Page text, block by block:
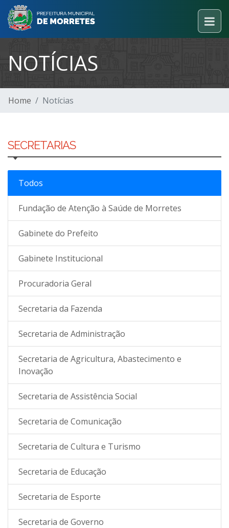
NOTÍCIAS
Home Notícias
SECRETARIAS
Todos
Fundação de Atenção à Saúde de Morretes
Gabinete do Prefeito
Gabinete Institucional
Procuradoria Geral
Secretaria da Fazenda
Secretaria de Administração
Secretaria de Agricultura, Abastecimento e
Inovação
Secretaria de Assistência Social
Secretaria de Comunicação
Secretaria de Cultura e Turismo
Secretaria de Educação
Secretaria de Esporte
Secretaria de Governo